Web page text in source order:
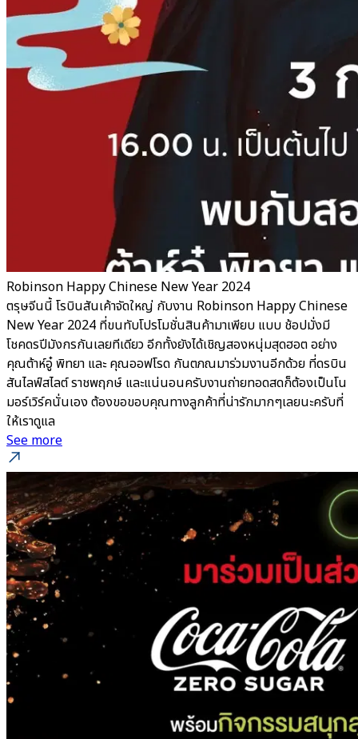
Robinson Happy Chinese New Year 2024
ตรุษจีนนี้ โรบินสันเค้าจัดใหญ่ กับงาน Robinson Happy Chinese
New Year 2024 ที่ขนทับโปรโมชั่นสินค้ามาเพียบ แบบ ช้อปมั่งมี
โชคดรปีมังกรกันเลยทีเดียว อีกทั้งยังได้เชิญสองหนุ่มสุดฮอต อย่าง
คุณต้าห์อู๋ พิทยา และ คุณออฟโรด กันตภณมาร่วมงานอีกด้วย ที่ดรบิน
สันไลฟ์สไลต์ ราชพฤกษ์ และแน่นอนครับงานถ่ายทอดสดก็ต้องเป็นโน
มอร์เวิร์คนั่นเอง ต้องขอขอบคุณทางลูกค้าที่น่ารักมากๆเลยนะครับที่
ให้เราดูแล
See more